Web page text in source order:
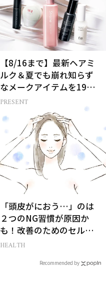
【8/16まで】最新ヘアミ
ルク＆夏でも崩れ知らず
なメークアイテムを19名
様にプレゼント！
PRESENT
「頭皮がにおう…」のは
２つのNG習慣が原因か
も！改善のためのセルフ
ケア【医師監修】
HEALTH
Recommended by